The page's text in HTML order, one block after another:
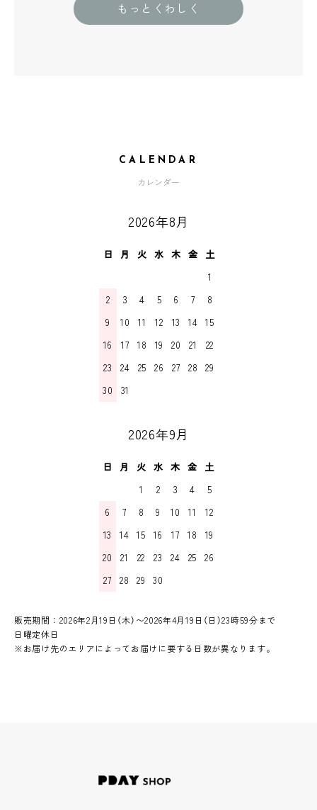
もっとくわしく
CALENDAR
カレンダー
2026年8月
日 月 火 水 木 金 土
1
2
3 4 5 6 7
8
9
10 11 12 13 14 15
16
17 18 19 20 21
22
23
24 25 26 27 28
29
30
31
2026年9月
日 月 火 水 木 金 土
1
2 3 4
5
6
7 8 9 10 11
12
13
14 15 16 17 18
19
20
21 22 23 24 25
26
27
28 29 30
販売期間：2026年2月19日（木）〜2026年4月19日（日）23時59分まで
日曜定休日
※お届け先のエリアによってお届けに要する日数が異なります。